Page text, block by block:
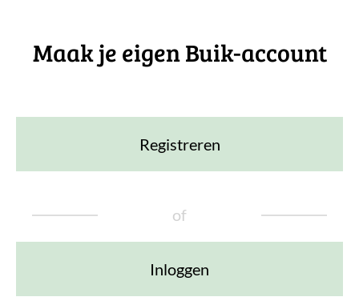
Maak je eigen Buik-account
Registreren
of
Inloggen